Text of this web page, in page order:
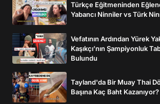
Türkçe Eğitmeninden
Yabancı Ninniler vs Türk
Vefatının Ardından Yürek
Kaşıkçı’nın Şampiyonluk
Bulundu
Tayland'da Bir Muay Thai
Başına Kaç Baht Kazanıyor?